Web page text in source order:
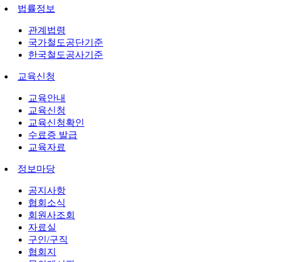
법률정보
관계법령
국가철도공단기준
한국철도공사기준
교육신청
교육안내
교육신청
교육신청확인
수료증 발급
교육자료
정보마당
공지사항
협회소식
회원사조회
자료실
구인/구직
협회지